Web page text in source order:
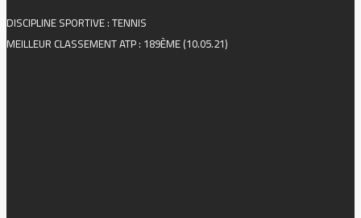
DISCIPLINE SPORTIVE : TENNIS
MEILLEUR CLASSEMENT ATP : 189ÈME (10.05.21)